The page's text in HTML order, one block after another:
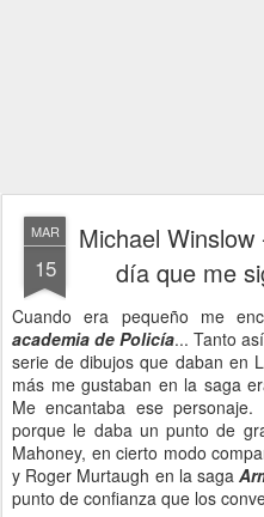
MAR
15
Michael
día que me
Cuando era pequeño me
academia de Policía... Tanto
serie de dibujos que daban en
más me gustaban en la saga
Me encantaba ese
porque le daba un punto de
Mahoney, en cierto modo
y Roger Murtaugh en la saga
punto de confianza que los